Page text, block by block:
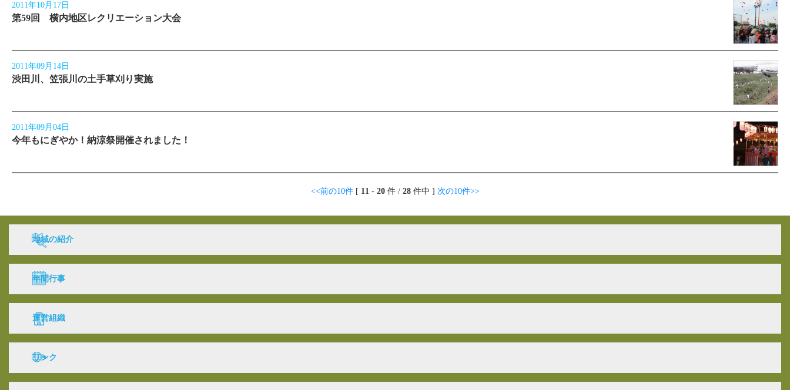
2011年10月17日
第59回 横内地区レクリエーション大会
2011年09月14日
渋田川、笠張川の土手草刈り実施
2011年09月04日
今年もにぎやか！納涼祭開催されました！
<<前の10件[ 11- 20件 / 28件中 ] 次の10件>>
地域の紹介
年間行事
運営組織
リンク